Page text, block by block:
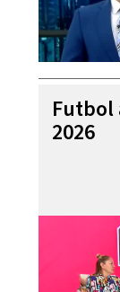
Futbol
2026